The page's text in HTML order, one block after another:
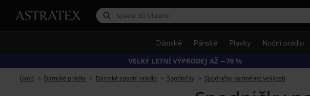
Dámské Pánské Plavky Noční prádlo
VELKÝ LETNÍ VÝPRODEJ AŽ −70 %
Úvod Dámské prádlo Dámské spodní prádlo Spodničky Spodničky nadměrné velikosti